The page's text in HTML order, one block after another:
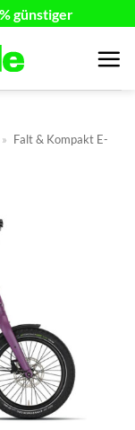
günstiger
» Falt & Kompakt E-